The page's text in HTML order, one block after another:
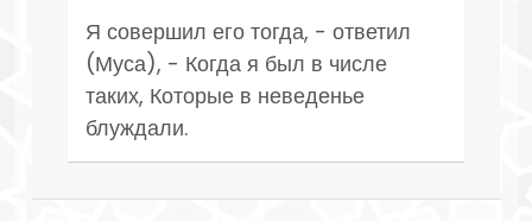
Я совершил его тогда, - ответил
(Муса), - Когда я был в числе
таких, Которые в неведенье
блуждали.